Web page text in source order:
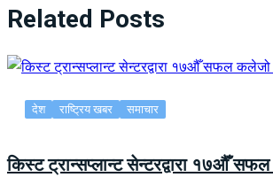
Related Posts
देश राष्ट्रिय खबर समाचार
किस्ट ट्रान्सप्लान्ट सेन्टरद्वारा १७औँ